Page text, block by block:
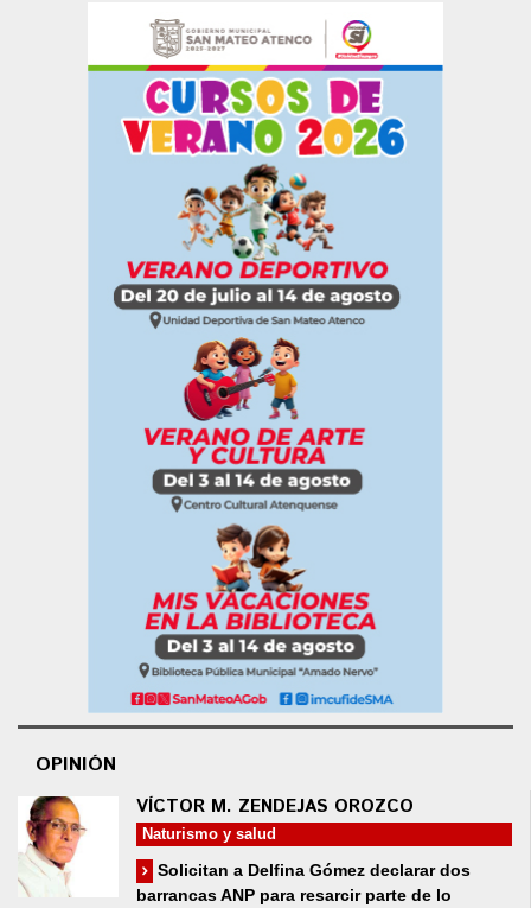
OPINIÓN
VÍCTOR M. ZENDEJAS OROZCO
Naturismo y salud
Solicitan a Delfina Gómez declarar dos
barrancas ANP para resarcir parte de lo